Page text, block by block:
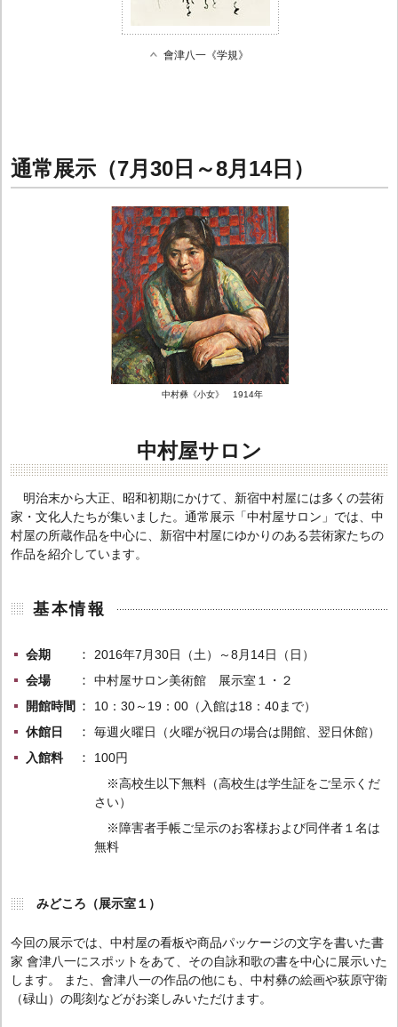
會津八一《学規》
通常展示（7月30日～8月14日）
中村彝《小女》 1914年
中村屋サロン
明治末から大正、昭和初期にかけて、新宿中村屋には多くの芸術
家・文化人たちが集いました。通常展示「中村屋サロン」では、中
村屋の所蔵作品を中心に、新宿中村屋にゆかりのある芸術家たちの
作品を紹介しています。
基本情報
会期
2016年7月30日（土）～8月14日（日）
会場
中村屋サロン美術館 展示室１・２
開館時間
10：30～19：00（入館は18：40まで）
休館日
毎週火曜日（火曜が祝日の場合は開館、翌日休館）
入館料
100円
※高校生以下無料（高校生は学生証をご呈示くだ
さい）
※障害者手帳ご呈示のお客様および同伴者１名は
無料
みどころ（展示室１）
今回の展示では、中村屋の看板や商品パッケージの文字を書いた書
家 會津八一にスポットをあて、その自詠和歌の書を中心に展示いた
します。 また、會津八一の作品の他にも、中村彝の絵画や荻原守衛
（碌山）の彫刻などがお楽しみいただけます。